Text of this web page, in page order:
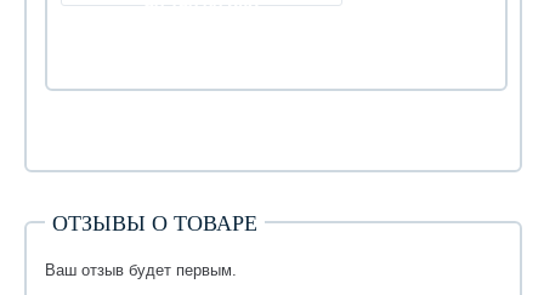
60 750.00 руб
ОТЗЫВЫ О ТОВАРЕ
Ваш отзыв будет первым.